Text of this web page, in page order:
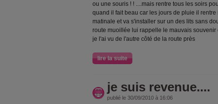
ou une souris ! ! ....mais rentre tous les soirs
quand il fait beau car les jours de pluie il
matinale et va s'installer sur un des lits sans
route muoillée lui rappelle le mauvais
je l'ai vu de l'autre côté de la route près
lire la suite
je suis revenue....
publié le 30/09/2010 à 16:06